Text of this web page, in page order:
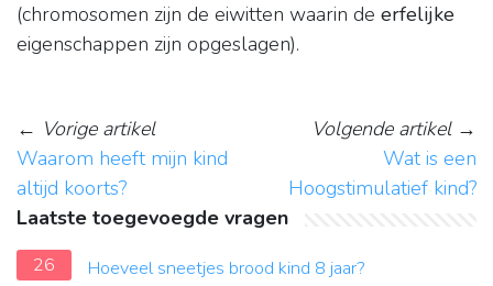
(chromosomen zijn de eiwitten waarin de erfelijke
eigenschappen zijn opgeslagen).
← Vorige artikel
Waarom heeft mijn kind
altijd koorts?
Volgende artikel→
Wat is een
Hoogstimulatief kind?
Laatste toegevoegde vragen
26
Hoeveel sneetjes brood kind 8 jaar?